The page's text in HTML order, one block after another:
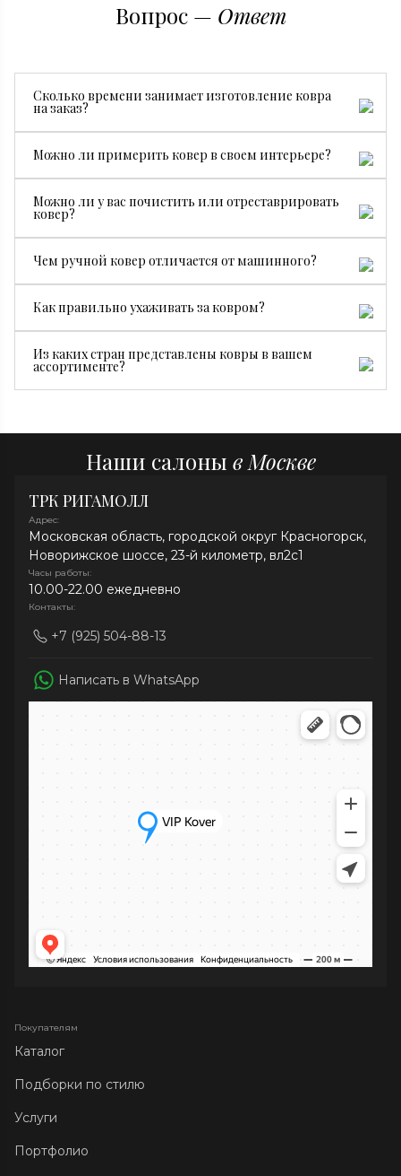
Вопрос — Ответ
Сколько времени занимает изготовление ковра
на заказ?
производства. В среднем изготовление занимает от 3
месяцев.
Можно ли примерить ковер в своем интерьере?
примерку, чтобы вы могли посмотреть, как он будет
Можно ли у вас почистить или отреставрировать
ковер?
реставрации ковров.
Чем ручной ковер отличается от машинного?
он долговечнее, ценнее и уникален. Машинные
ковры производятся серийно и стоят дешевле.
Как правильно ухаживать за ковром?
турбощетки и средств без хлора. При необходимости
Из каких стран представлены ковры в вашем
ассортименте?
Наши салоны в Москве
ТРК РИГАМОЛЛ
Адрес:
Московская область, городской округ Красногорск,
Новорижское шоссе, 23-й километр, вл2с1
Часы работы:
10.00-22.00 ежедневно
Контакты:
+7 (925) 504-88-13
Написать в WhatsApp
Покупателям
Каталог
Подборки по стилю
Услуги
Портфолио